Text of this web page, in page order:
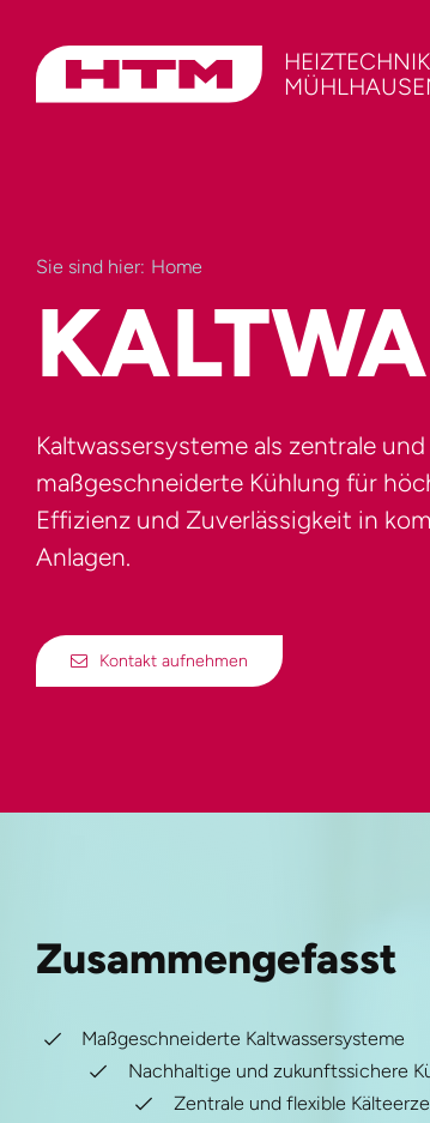
content
HEIZTECHNIK
Sie sind hier: Home
Kaltwassersysteme als zentrale und
maßgeschneiderte Kühlung für
Effizienz und Zuverlässigkeit in
Anlagen.
Kontakt aufnehmen
Zusammengefasst
Maßgeschneiderte Kaltwassersysteme
Nachhaltige und zukunftssichere
Zentrale und flexible